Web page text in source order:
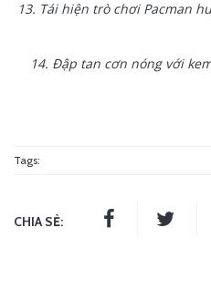
13. Tái hiện trò chơi Pacman
14. Đập tan cơn nóng với
Tags:
CHIA SẺ: